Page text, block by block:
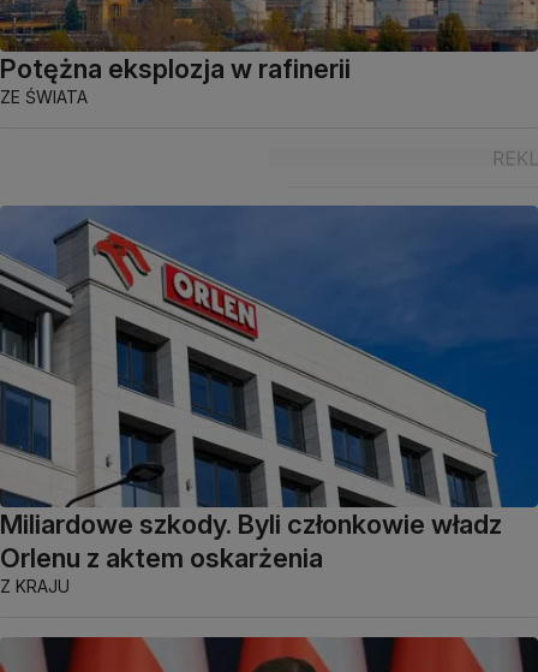
Potężna eksplozja w rafinerii
ZE ŚWIATA
Miliardowe szkody. Byli członkowie władz
Orlenu z aktem oskarżenia
Z KRAJU